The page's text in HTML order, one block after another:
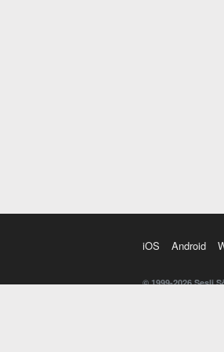
iOS Android
© 1999-2026 Sesli